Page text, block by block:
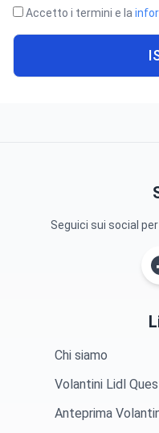
Accetto i termini e la
Seguici sui social
Chi siamo
Volantini Lidl
Anteprima